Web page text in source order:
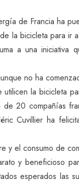
de Francia ha
la bicicleta para ir
a una iniciativa
no ha
la bicicleta
20 compañías
Cuvillier ha
y el consumo de
y beneficioso
esperados las